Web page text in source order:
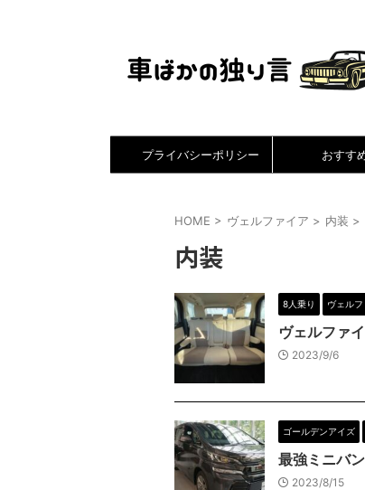
プライバシーポリシー おすす
HOME > ヴェルファイア > 内装 >
内装
8人乗り ヴェルフ
ヴェルファ
2023/9/6
ゴールデンアイズ
最強ミニバ
2023/8/15